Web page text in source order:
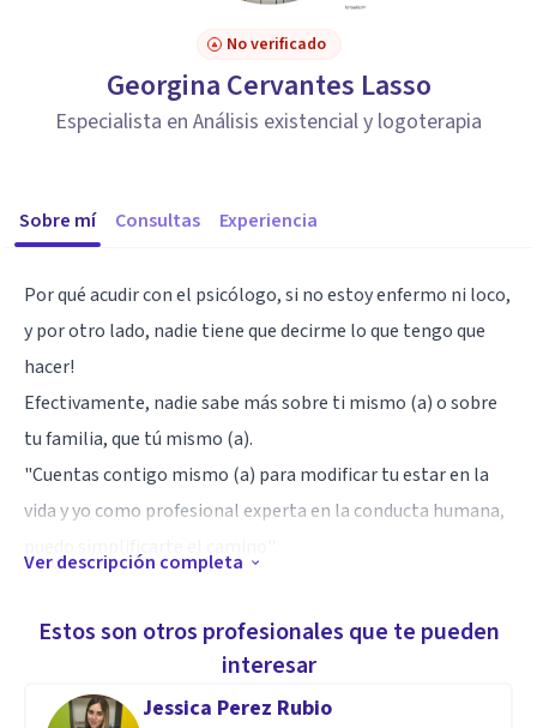
No verificado
Georgina Cervantes Lasso
Especialista en Análisis existencial y logoterapia
Sobre mí Consultas Experiencia
Por qué acudir con el psicólogo, si no estoy enfermo ni loco,
y por otro lado, nadie tiene que decirme lo que tengo que
hacer!
Efectivamente, nadie sabe más sobre ti mismo (a) o sobre
tu familia, que tú mismo (a).
"Cuentas contigo mismo (a) para modificar tu estar en la
vida y yo como profesional experta en la conducta humana,
Me apasiona buscar el "cómo sí se puede", por lo que cuento
cualquier situación; lo único que necesito es que es tú
Ver descripción completa
Estos son otros profesionales que te pueden
interesar
Jessica Perez Rubio